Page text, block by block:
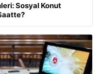
Sosyal Konut